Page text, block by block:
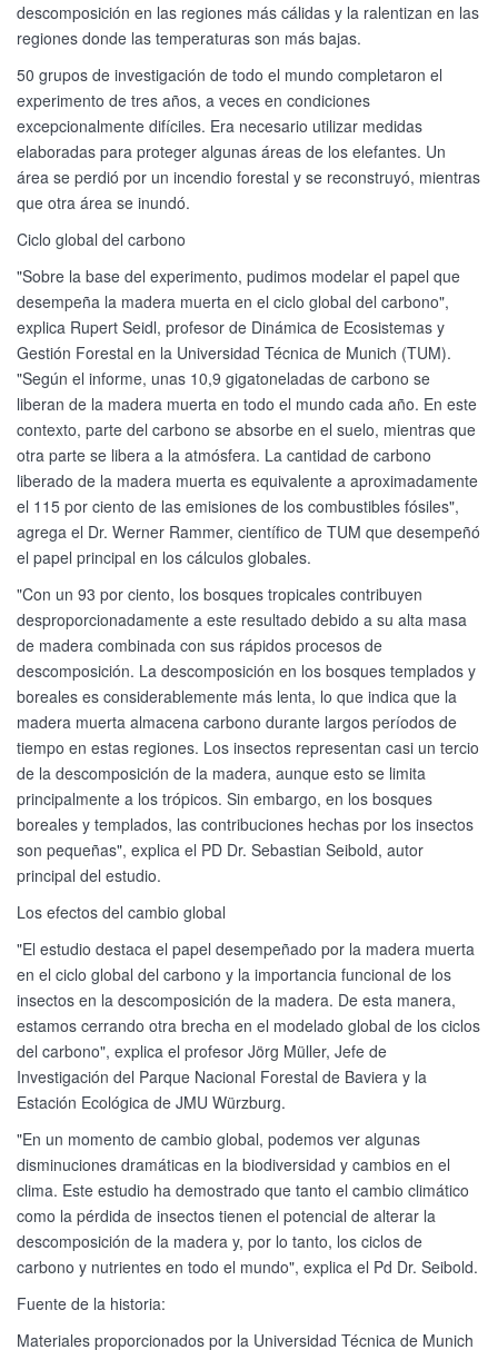
descomposición en las regiones más cálidas y la ralentizan en las
regiones donde las temperaturas son más bajas.
50 grupos de investigación de todo el mundo completaron el
experimento de tres años, a veces en condiciones
excepcionalmente difíciles. Era necesario utilizar medidas
elaboradas para proteger algunas áreas de los elefantes. Un
área se perdió por un incendio forestal y se reconstruyó, mientras
que otra área se inundó.
Ciclo global del carbono
"Sobre la base del experimento, pudimos modelar el papel que
desempeña la madera muerta en el ciclo global del carbono",
explica Rupert Seidl, profesor de Dinámica de Ecosistemas y
Gestión Forestal en la Universidad Técnica de Munich (TUM).
"Según el informe, unas 10,9 gigatoneladas de carbono se
liberan de la madera muerta en todo el mundo cada año. En este
contexto, parte del carbono se absorbe en el suelo, mientras que
otra parte se libera a la atmósfera. La cantidad de carbono
liberado de la madera muerta es equivalente a aproximadamente
el 115 por ciento de las emisiones de los combustibles fósiles",
agrega el Dr. Werner Rammer, científico de TUM que desempeñó
el papel principal en los cálculos globales.
"Con un 93 por ciento, los bosques tropicales contribuyen
desproporcionadamente a este resultado debido a su alta masa
de madera combinada con sus rápidos procesos de
descomposición. La descomposición en los bosques templados y
boreales es considerablemente más lenta, lo que indica que la
madera muerta almacena carbono durante largos períodos de
tiempo en estas regiones. Los insectos representan casi un tercio
de la descomposición de la madera, aunque esto se limita
principalmente a los trópicos. Sin embargo, en los bosques
boreales y templados, las contribuciones hechas por los insectos
son pequeñas", explica el PD Dr. Sebastian Seibold, autor
principal del estudio.
Los efectos del cambio global
"El estudio destaca el papel desempeñado por la madera muerta
en el ciclo global del carbono y la importancia funcional de los
insectos en la descomposición de la madera. De esta manera,
estamos cerrando otra brecha en el modelado global de los ciclos
del carbono", explica el profesor Jörg Müller, Jefe de
Investigación del Parque Nacional Forestal de Baviera y la
Estación Ecológica de JMU Würzburg.
"En un momento de cambio global, podemos ver algunas
disminuciones dramáticas en la biodiversidad y cambios en el
clima. Este estudio ha demostrado que tanto el cambio climático
como la pérdida de insectos tienen el potencial de alterar la
descomposición de la madera y, por lo tanto, los ciclos de
carbono y nutrientes en todo el mundo", explica el Pd Dr. Seibold.
Fuente de la historia:
Materiales proporcionados por la Universidad Técnica de Munich